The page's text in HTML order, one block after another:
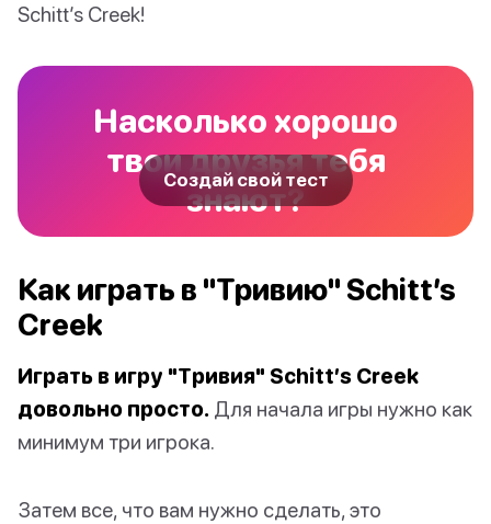
Schitt’s Creek!
Насколько хорошо
твои друзья тебя
знают?
Создай свой тест
Как играть в "Тривию" Schitt’s
Creek
Играть в игру "Тривия" Schitt’s Creek
довольно просто. Для начала игры нужно как
минимум три игрока.
Затем все, что вам нужно сделать, это